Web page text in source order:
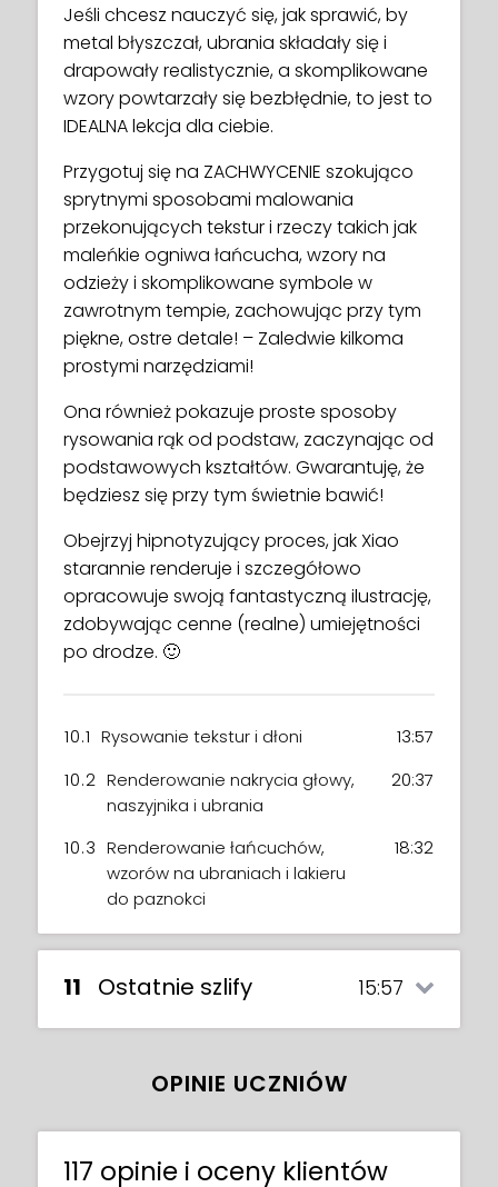
Jeśli chcesz nauczyć się, jak sprawić, by
metal błyszczał, ubrania składały się i
drapowały realistycznie, a skomplikowane
wzory powtarzały się bezbłędnie, to jest to
IDEALNA lekcja dla ciebie.
Przygotuj się na ZACHWYCENIE szokująco
sprytnymi sposobami malowania
przekonujących tekstur i rzeczy takich jak
maleńkie ogniwa łańcucha, wzory na
odzieży i skomplikowane symbole w
zawrotnym tempie, zachowując przy tym
piękne, ostre detale! – Zaledwie kilkoma
prostymi narzędziami!
Ona również pokazuje proste sposoby
rysowania rąk od podstaw, zaczynając od
podstawowych kształtów. Gwarantuję, że
będziesz się przy tym świetnie bawić!
Obejrzyj hipnotyzujący proces, jak Xiao
starannie renderuje i szczegółowo
opracowuje swoją fantastyczną ilustrację,
zdobywając cenne (realne) umiejętności
po drodze. 🙂
10.1 Rysowanie tekstur i dłoni
13:57
10.2 Renderowanie nakrycia głowy,
naszyjnika i ubrania
20:37
10.3 Renderowanie łańcuchów,
wzorów na ubraniach i lakieru
do paznokci
18:32
11 Ostatnie szlify 15:57
OPINIE UCZNIÓW
117 opinie i oceny klientów